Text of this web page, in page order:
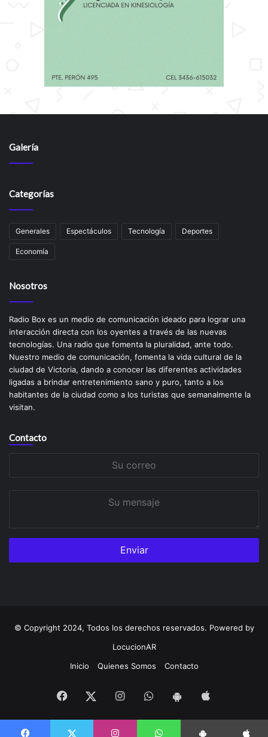
Galería
Categorías
Generales Espectáculos Tecnología Deportes
Economía
Nosotros
Radio Box es un medio de comunicación ideado para lograr una
interacción directa con los oyentes a través de las nuevas
tecnologías. Una radio que fomenta la pluralidad, ante todo.
Nuestro medio de comunicación, fomenta la vida cultural de la
ciudad de Victoria, dando a conocer las diferentes actividades
ligadas a brindar entretenimiento sano y puro, tanto a los
habitantes de la ciudad como a los turistas que semanalmente la
visitan.
Contacto
© Copyright 2024, Todos los derechos reservados. Powered by
LocucionAR
Inicio
Quienes Somos Contacto
Facebook
TwitterInstagramWhatsapp
iOS